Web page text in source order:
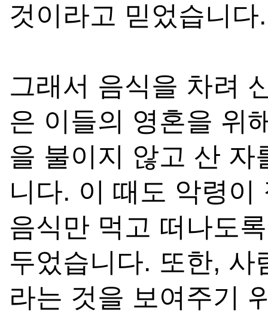
것이라고 믿었습니다.
그래서 음식을 차려
은 이들의 영혼을 위
을 불이지 않고 산 자
니다. 이 때도 악령이
음식만 먹고 떠나도
두었습니다. 또한, 사
라는 것을 보여주기